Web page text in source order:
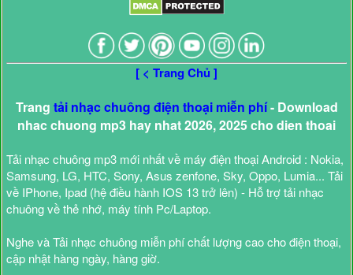
[ < Trang Chủ ]
Trang tải nhạc chuông điện thoại miễn phí- Download
nhac chuong mp3 hay nhat 2026, 2025 cho dien thoai
Tải nhạc chuông mp3 mới nhất về máy điện thoại Android : Nokia,
Samsung, LG, HTC, Sony, Asus zenfone, Sky, Oppo, Lumia... Tải
về IPhone, Ipad (hệ điều hành IOS 13 trở lên) - Hỗ trợ tải nhạc
chuông về thẻ nhớ, máy tính Pc/Laptop.
Nghe và Tải nhạc chuông miễn phí chất lượng cao cho điện thoại,
cập nhật hàng ngày, hàng giờ.